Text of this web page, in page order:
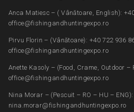
Anca Matiesc – ( Vânătoare, English):
office@fishingandhuntingexpo.ro
Pirvu Florin – (Vânătoare): +40 722 936
office@fishingandhuntingexpo.ro
Anette Kasoly – (Food, Crame, Outdoor –
office@fishingandhuntingexpo.ro
Nina Morar – (Pescuit – RO – HU –
nina.morar@fishingandhuntingexpo.ro